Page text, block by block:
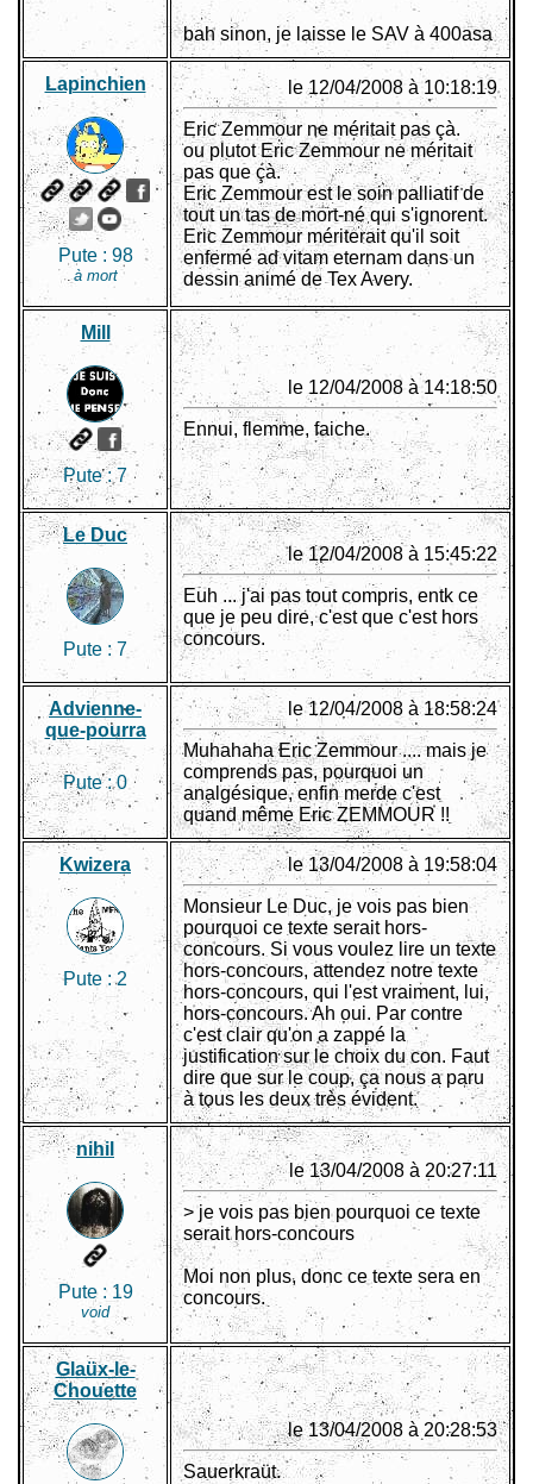
bah sinon, je laisse le SAV à 400asa
Lapinchien
Pute : 98
à mort
le 12/04/2008 à 10:18:19
Eric Zemmour ne méritait pas çà.
ou plutot Eric Zemmour ne méritait
pas que çà.
Eric Zemmour est le soin palliatif de
tout un tas de mort-né qui s'ignorent.
Eric Zemmour mériterait qu'il soit
enfermé ad vitam eternam dans un
dessin animé de Tex Avery.
Mill
Pute :7
le 12/04/2008 à 14:18:50
Ennui, flemme, faiche.
Le Duc
Pute : 7
le 12/04/2008 à 15:45:22
Euh ... j'ai pas tout compris, entk ce
que je peu dire, c'est que c'est hors
concours.
Advienne-
que-pourra
Pute :0
le 12/04/2008 à 18:58:24
Muhahaha Eric Zemmour .... mais je
comprends pas, pourquoi un
analgésique, enfin merde c'est
quand même Eric ZEMMOUR !!
Kwizera
Pute :2
le 13/04/2008 à 19:58:04
Monsieur Le Duc, je vois pas bien
pourquoi ce texte serait hors-
concours. Si vous voulez lire un texte
hors-concours, attendez notre texte
hors-concours, qui l'est vraiment, lui,
hors-concours. Ah oui. Par contre
c'est clair qu'on a zappé la
justification sur le choix du con. Faut
dire que sur le coup, ça nous a paru
à tous les deux très évident.
nihil
Pute : 19
void
le 13/04/2008 à 20:27:11
> je vois pas bien pourquoi ce texte
serait hors-concours
Moi non plus, donc ce texte sera en
concours.
Glaüx-le-
Chouette
le 13/04/2008 à 20:28:53
Sauerkraüt.